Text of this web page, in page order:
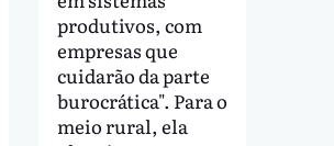
produtivos, com
empresas que
cuidarão da parte
burocrática". Para o
meio rural, ela